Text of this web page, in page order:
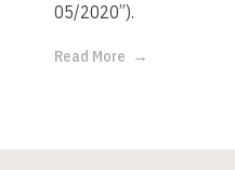
05/2020”).
Read More